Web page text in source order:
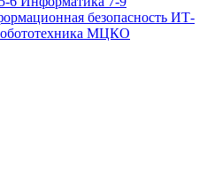
безопасность ИТ-
МЦКО